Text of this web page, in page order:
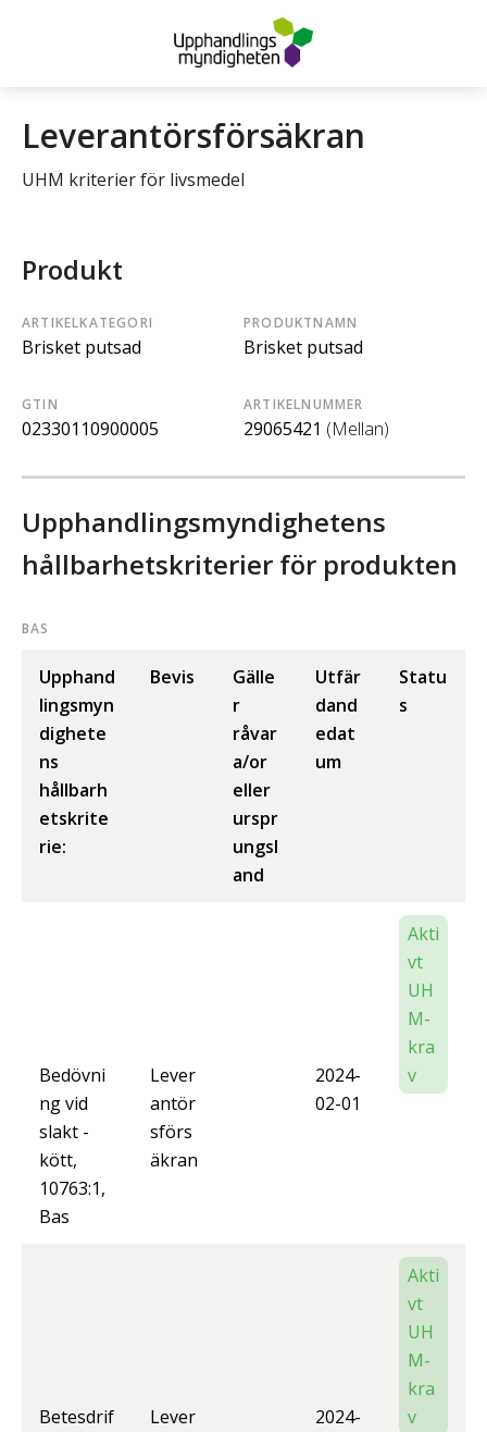
Leverantörsförsäkran
UHM kriterier för livsmedel
Produkt
ARTIKELKATEGORI
Brisket putsad
PRODUKTNAMN
Brisket putsad
GTIN
02330110900005
ARTIKELNUMMER
29065421 (Mellan)
Upphandlingsmyndighetens
hållbarhetskriterier för produkten
BAS
Upphand
lingsmyn
dighete
ns
hållbarh
etskrite
rie:
Bevis
Gälle
r
råvar
a/or
eller
urspr
ungsl
and
Utfär
dand
edat
um
Statu
s
Bedövni
ng vid
slakt -
kött,
10763:1,
Bas
Lever
antör
sförs
äkran
2024-
02-01
Akti
vt
UH
M-
kra
v
Betesdrif
Lever
2024-
Akti
vt
UH
M-
kra
v